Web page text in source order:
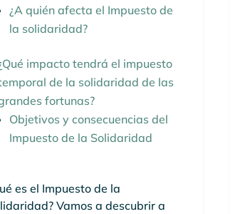
¿A quién afecta el Impuesto de
la solidaridad?
impacto tendrá el impuesto
de la solidaridad de las
fortunas?
Objetivos y consecuencias del
Impuesto de la Solidaridad
es el Impuesto de la
Vamos a descubrir a